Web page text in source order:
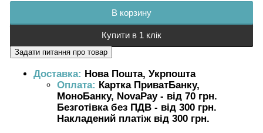
В корзину
Купити в 1 клік
Доставка: Нова Пошта, Укрпошта
Оплата: Картка ПриватБанку,
МоноБанку, NovaPay - від 70 грн.
Безготівка без ПДВ - від 300 грн.
Накладений платіж від 300 грн.